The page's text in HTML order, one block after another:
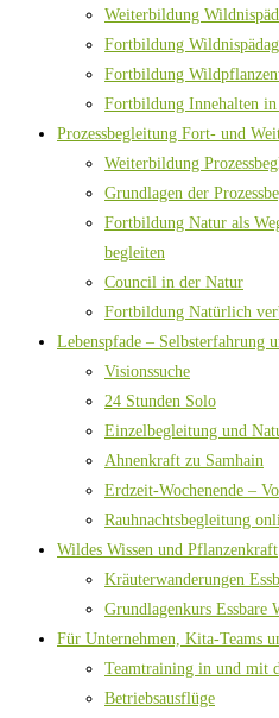
Weiterbildung
Fortbildung
Fortbildung
Fortbildung Innehalten
Prozessbegleitung Fort- und
Weiterbildung
Grundlagen der
Fortbildung Natur als
begleiten
Council in der Natur
Fortbildung Natürlich
Lebenspfade – Selbsterfahrung
Visionssuche
24 Stunden Solo
Einzelbegleitung und
Ahnenkraft zu Samhain
Erdzeit-Wochenende –
Rauhnachtsbegleitung
Wildes Wissen und Pflanzenkraft
Kräuterwanderungen
Grundlagenkurs Essbare
Für Unternehmen, Kita-Teams
Teamtraining in und mit
Betriebsausflüge